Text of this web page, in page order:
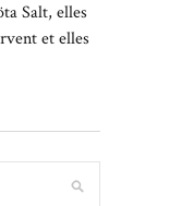
Salt, elles
et elles